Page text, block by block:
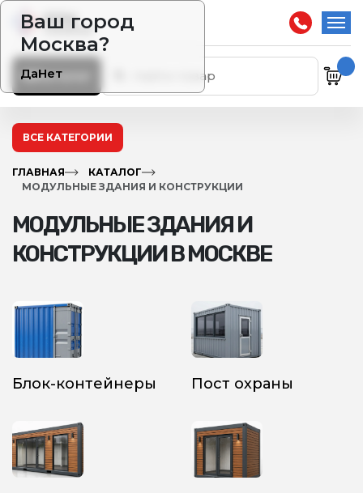
Ваш город
Москва?
ДаНет
Каталог
ВСЕ КАТЕГОРИИ
ГЛАВНАЯ
КАТАЛОГ
МОДУЛЬНЫЕ ЗДАНИЯ И КОНСТРУКЦИИ
МОДУЛЬНЫЕ ЗДАНИЯ И
КОНСТРУКЦИИ В МОСКВЕ
Блок-контейнеры Пост охраны